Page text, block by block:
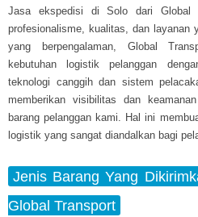
Jasa ekspedisi di Solo dari Global
profesionalisme, kualitas, dan layanan
yang berpengalaman, Global
kebutuhan logistik pelanggan
teknologi canggih dan sistem
memberikan visibilitas dan
barang pelanggan kami. Hal ini
logistik yang sangat diandalkan bagi
Jenis Barang Yang
Global Transport